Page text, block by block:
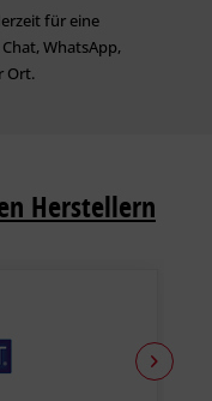
für eine
WhatsApp,
Ort.
Herstellern